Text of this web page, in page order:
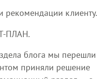
рекомендации клиенту.
ПЛАН.
блога мы перешли
приняли решение